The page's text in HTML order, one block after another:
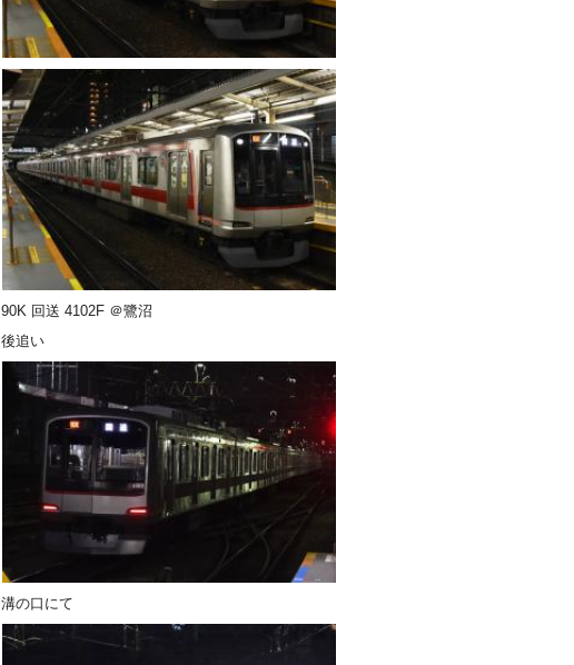
90K 回送 4102F ＠鷺沼
後追い
溝の口にて